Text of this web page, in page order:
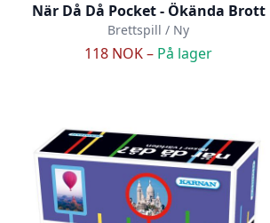
När Då Då Pocket - Ökända Brott
Brettspill / Ny
118 NOK – På lager